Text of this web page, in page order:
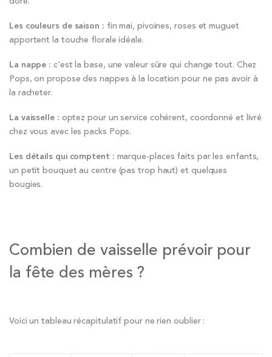
Les couleurs de saison : fin mai, pivoines, roses et muguet
apportent la touche florale idéale.
La nappe : c'est la base, une valeur sûre qui change tout. Chez
Pops, on propose des nappes à la location pour ne pas avoir à
la racheter.
La vaisselle : optez pour un service cohérent, coordonné et livré
chez vous avec les packs Pops.
Les détails qui comptent : marque-places faits par les enfants,
un petit bouquet au centre (pas trop haut) et quelques
bougies.
Combien de vaisselle prévoir pour
la fête des mères ?
Voici un tableau récapitulatif pour ne rien oublier :